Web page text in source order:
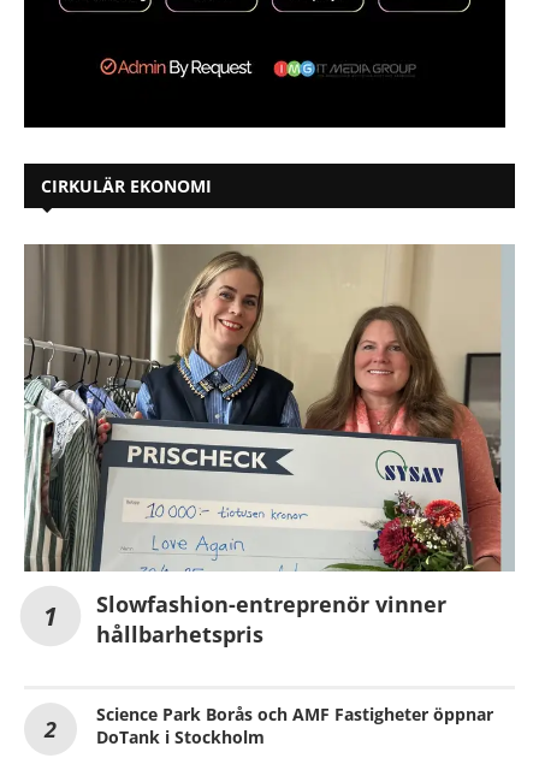
CIRKULÄR EKONOMI
Slowfashion-entreprenör vinner
hållbarhetspris
Science Park Borås och AMF Fastigheter öppnar
DoTank i Stockholm